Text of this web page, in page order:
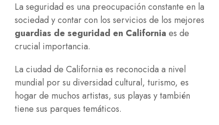
La seguridad es una preocupación constante en la
sociedad y contar con los servicios de los mejores
guardias de seguridad en California es de
crucial importancia.
La ciudad de California es reconocida a nivel
mundial por su diversidad cultural, turismo, es
hogar de muchos artistas, sus playas y también
tiene sus parques temáticos.